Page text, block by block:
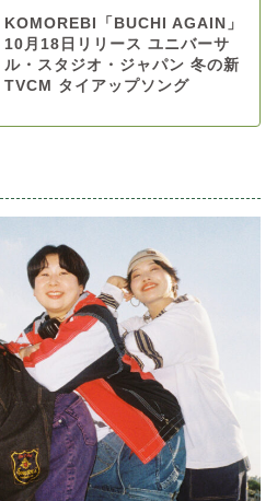
KOMOREBI「BUCHI AGAIN」
10月18日リリース ユニバーサ
ル・スタジオ・ジャパン 冬の新
TVCM タイアップソング